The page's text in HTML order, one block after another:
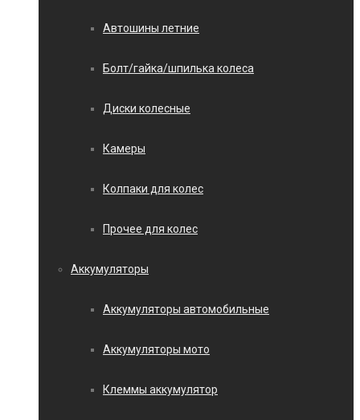
Автошины летние
Болт/гайка/шпилька колеса
Диски колесные
Камеры
Колпаки для колес
Прочее для колес
Аккумуляторы
Аккумуляторы автомобильные
Аккумуляторы мото
Клеммы аккумулятор